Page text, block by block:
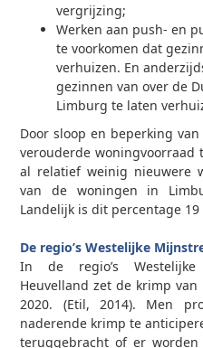
vergrijzing;
Werken aan push- en
te voorkomen dat
verhuizen. En
gezinnen van over de
Limburg te laten
Door sloop en beperking
verouderde
al relatief weinig nieuwere
van de woningen in
Landelijk is dit percentage 19
De regio’s Westelijke
In de regio’s
Heuvelland zet de krimp
2020. (Etil, 2014). Men
naderende krimp te
teruggebracht of er